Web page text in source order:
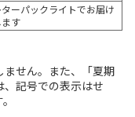
ターパックライトでお届け
ます
せん。また、「夏期
記号での表示はせ